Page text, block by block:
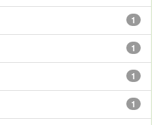
1
1
1
1